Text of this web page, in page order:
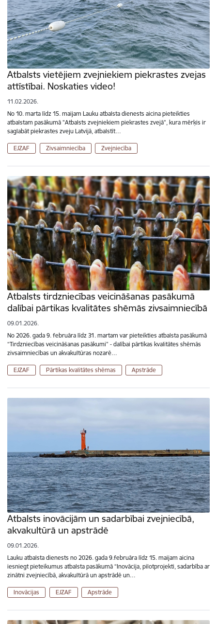
Atbalsts vietējiem zvejniekiem piekrastes zvejas
attīstībai. Noskaties video!
11.02.2026.
No 10. marta līdz 15. maijam Lauku atbalsta dienests aicina pieteikties
atbalstam pasākumā "Atbalsts zvejniekiem piekrastes zvejā”, kura mērķis ir
saglabāt piekrastes zveju Latvijā, atbalstīt…
EJZAF Zivsaimniecība Zvejniecība
Atbalsts tirdzniecības veicināšanas pasākumā
dalībai pārtikas kvalitātes shēmās zivsaimniecībā
09.01.2026.
No 2026. gada 9. februāra līdz 31. martam var pieteikties atbalsta pasākumā
“Tirdzniecības veicināšanas pasākumi” - dalībai pārtikas kvalitātes shēmās
zivsaimniecības un akvakultūras nozarē…
EJZAF Pārtikas kvalitātes shēmas Apstrāde
Atbalsts inovācijām un sadarbībai zvejniecībā,
akvakultūrā un apstrādē
09.01.2026.
Lauku atbalsta dienests no 2026. gada 9.februāra līdz 15. maijam aicina
iesniegt pieteikumus atbalsta pasākumā “Inovācija, pilotprojekti, sadarbība ar
zinātni zvejniecībā, akvakultūrā un apstrādē un…
Inovācijas EJZAF Apstrāde